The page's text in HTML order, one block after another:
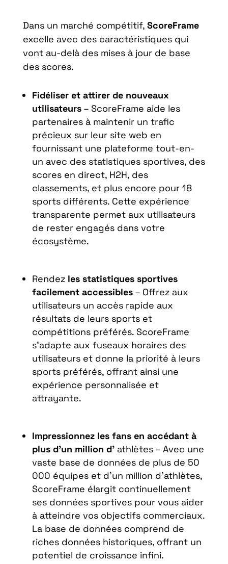
Dans un marché compétitif, ScoreFrame
excelle avec des caractéristiques qui
vont au-delà des mises à jour de base
des scores.
Fidéliser et attirer de nouveaux
utilisateurs– ScoreFrame aide les
partenaires à maintenir un trafic
précieux sur leur site web en
fournissant une plateforme tout-en-
un avec des statistiques sportives, des
scores en direct, H2H, des
classements, et plus encore pour 18
sports différents. Cette expérience
transparente permet aux utilisateurs
de rester engagés dans votre
écosystème.
Rendez les statistiques sportives
facilement accessibles– Offrez aux
utilisateurs un accès rapide aux
résultats de leurs sports et
compétitions préférés. ScoreFrame
s’adapte aux fuseaux horaires des
utilisateurs et donne la priorité à leurs
sports préférés, offrant ainsi une
expérience personnalisée et
attrayante.
Impressionnez les fans en accédant à
plus d’un million d’athlètes – Avec une
vaste base de données de plus de 50
000 équipes et d’un million d’athlètes,
ScoreFrame élargit continuellement
ses données sportives pour vous aider
à atteindre vos objectifs commerciaux.
La base de données comprend de
riches données historiques, offrant un
potentiel de croissance infini.